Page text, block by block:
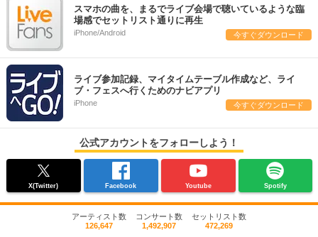
スマホの曲を、まるでライブ会場で聴いているような臨
場感でセットリスト通りに再生
iPhone/Android 今すぐダウンロード
ライブ参加記録、マイタイムテーブル作成など、ライ
ブ・フェスへ行くためのナビアプリ
iPhone 今すぐダウンロード
公式アカウントをフォローしよう！
X(Twitter) Facebook Youtube Spotify
アーティスト数
126,647
コンサート数
1,492,907
セットリスト数
472,269